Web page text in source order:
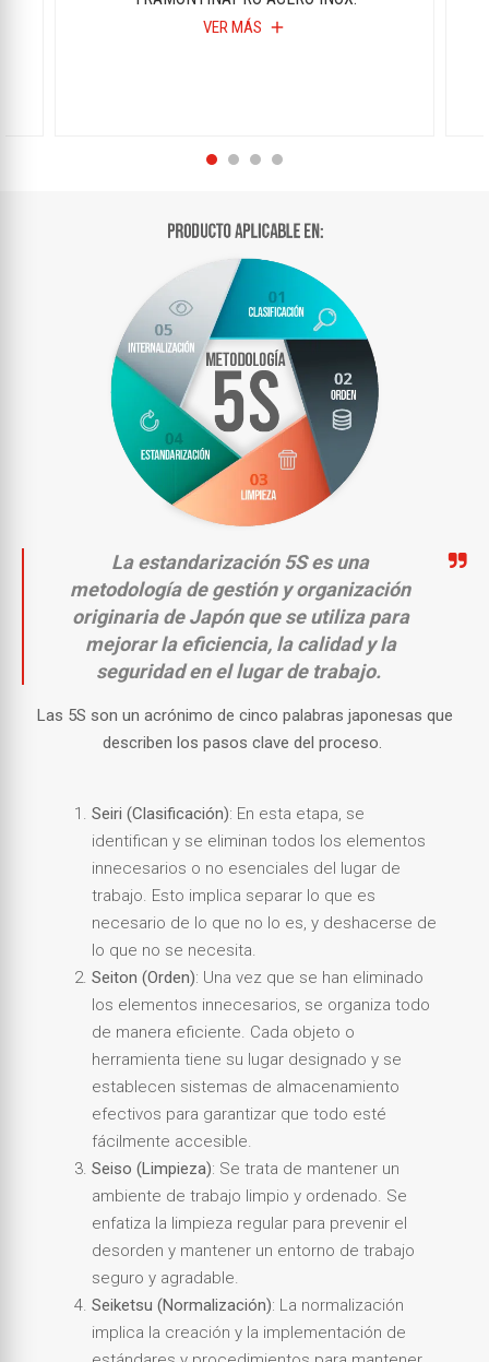
VER MÁS add
La estandarización 5S es una
metodología de gestión y organización
originaria de Japón que se utiliza para
mejorar la eficiencia, la calidad y la
seguridad en el lugar de trabajo.
Las 5S son un acrónimo de cinco palabras japonesas que
describen los pasos clave del proceso.
Seiri (Clasificación): En esta etapa, se
identifican y se eliminan todos los elementos
innecesarios o no esenciales del lugar de
trabajo. Esto implica separar lo que es
necesario de lo que no lo es, y deshacerse de
lo que no se necesita.
Seiton (Orden): Una vez que se han eliminado
los elementos innecesarios, se organiza todo
de manera eficiente. Cada objeto o
herramienta tiene su lugar designado y se
establecen sistemas de almacenamiento
efectivos para garantizar que todo esté
fácilmente accesible.
Seiso (Limpieza): Se trata de mantener un
ambiente de trabajo limpio y ordenado. Se
enfatiza la limpieza regular para prevenir el
desorden y mantener un entorno de trabajo
seguro y agradable.
Seiketsu (Normalización): La normalización
implica la creación y la implementación de